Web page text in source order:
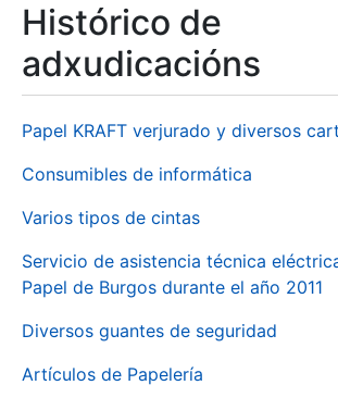
Histórico de
adxudicacións
Papel KRAFT verjurado y diversos
Consumibles de informática
Varios tipos de cintas
Servicio de asistencia técnica
Papel de Burgos durante el año 2011
Diversos guantes de seguridad
Artículos de Papelería